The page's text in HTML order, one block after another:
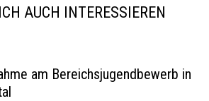
AUCH INTERESSIEREN
am Bereichsjugendbewerb in